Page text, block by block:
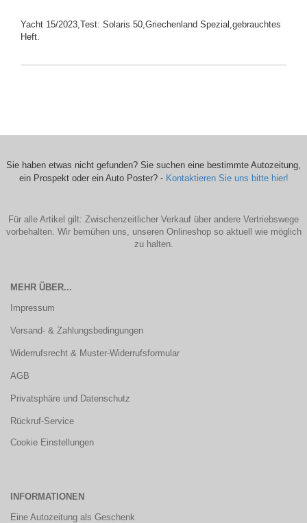
Yacht 15/2023,Test: Solaris 50,Griechenland Spezial,gebrauchtes
Heft.
Sie haben etwas nicht gefunden? Sie suchen eine bestimmte Autozeitung,
ein Prospekt oder ein Auto Poster? - Kontaktieren Sie uns bitte hier!
Für alle Artikel gilt: Zwischenzeitlicher Verkauf über andere Vertriebswege
vorbehalten. Wir bemühen uns, unseren Onlineshop so aktuell wie möglich
zu halten.
MEHR ÜBER...
Impressum
Versand- & Zahlungsbedingungen
Widerrufsrecht & Muster-Widerrufsformular
AGB
Privatsphäre und Datenschutz
Rückruf-Service
Cookie Einstellungen
INFORMATIONEN
Eine Autozeitung als Geschenk